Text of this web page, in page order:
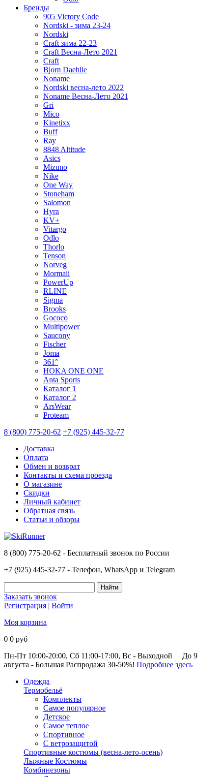
Бренды
905 Victory Code
Nordski - зима 23-24
Nordski
Craft зима 22-23
Craft Весна-Лето 2021
Craft
Bjorn Daehlie
Noname
Nordski весна-лето 2022
Noname Весна-Лето 2021
Gri
Mico
Kinetixx
Buff
Ray
8848 Altitude
Asics
Mizuno
Nike
One Way
Stoneham
Salomon
Hyra
KV+
Vitargo
Odlo
Thorlo
Tenson
Norveg
Mormaii
PowerUp
RLINE
Sigma
Brooks
Gococo
Multipower
Saucony
Fischer
Joma
361°
HOKA ONE ONE
Anta Sports
Каталог 1
Каталог 2
ArsWear
Proteam
8 (800) 775-20-62 +7 (925) 445-32-77
Доставка
Оплата
Обмен и возврат
Контакты и схема проезда
О магазине
Скидки
Личный кабинет
Обратная связь
Статьи и обзоры
8 (800) 775-20-62 - Бесплатный звонок по России
+7 (925) 445-32-77 - Телефон, WhatsApp и Telegram
Заказать звонок
Регистрация | Войти
Моя корзина
0 0 руб
Пн-Пт 10:00-20:00, Сб 11:00-17:00, Вс - Выходной
До 9
августа - Большая Распродажа 30-50%! Подробнее здесь
Одежда
Термобельё
Комплекты
Самое популярное
Детское
Самое теплое
Спортивное
С ветрозащитой
Спортивные костюмы (весна-лето-осень)
Лыжные Костюмы
Комбинезоны